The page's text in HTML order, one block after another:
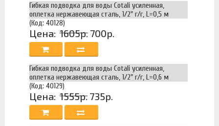
Гибкая подводка для воды Cotali усиленная,
оплетка нержавеющая сталь, 1/2" г/г, L=0,5 м
(Код: 40128)
Цена: 1605р. 700р.
Гибкая подводка для воды Cotali усиленная,
оплетка нержавеющая сталь, 1/2" г/г, L=0,6 м
(Код: 40129)
Цена: 1555р. 735р.